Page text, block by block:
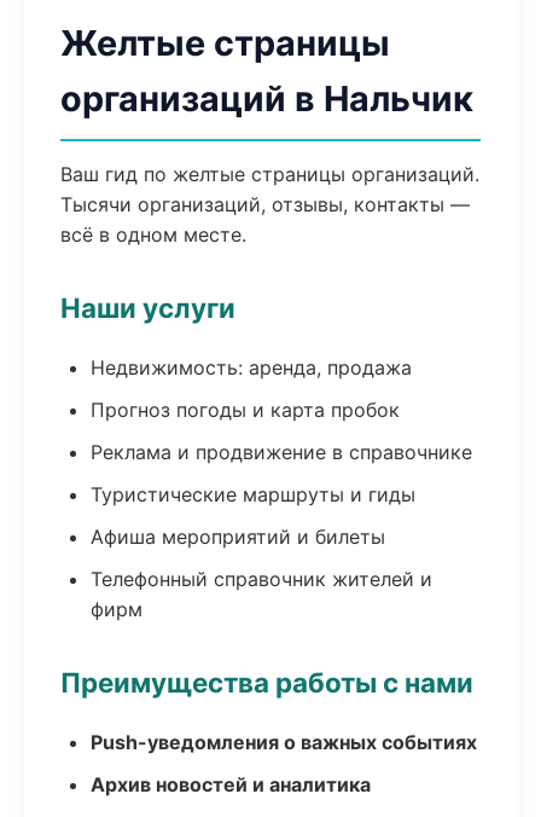
Желтые страницы
организаций в Нальчик
Ваш гид по желтые страницы организаций.
Тысячи организаций, отзывы, контакты —
всё в одном месте.
Наши услуги
Недвижимость: аренда, продажа
Прогноз погоды и карта пробок
Реклама и продвижение в справочнике
Туристические маршруты и гиды
Афиша мероприятий и билеты
Телефонный справочник жителей и
фирм
Преимущества работы с нами
Push-уведомления о важных событиях
Архив новостей и аналитика